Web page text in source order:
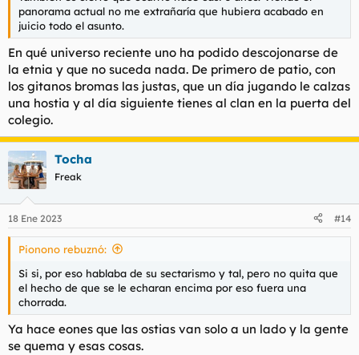
panorama actual no me extrañaría que hubiera acabado en
juicio todo el asunto.
En qué universo reciente uno ha podido descojonarse de
la etnia y que no suceda nada. De primero de patio, con
los gitanos bromas las justas, que un día jugando le calzas
una hostia y al día siguiente tienes al clan en la puerta del
colegio.
Tocha
Freak
18 Ene 2023 #14
Pionono rebuznó:
Si si, por eso hablaba de su sectarismo y tal, pero no quita que
el hecho de que se le echaran encima por eso fuera una
chorrada.
Ya hace eones que las ostias van solo a un lado y la gente
se quema y esas cosas.